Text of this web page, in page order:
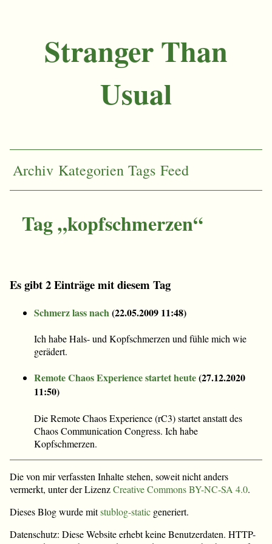
Stranger Than
Usual
Archiv Kategorien Tags Feed
Tag „kopfschmerzen“
Es gibt 2 Einträge mit diesem Tag
Schmerz lass nach(22.05.2009 11:48)
Ich habe Hals- und Kopfschmerzen und fühle mich wie
gerädert.
Remote Chaos Experience startet heute(27.12.2020
11:50)
Die Remote Chaos Experience (rC3) startet anstatt des
Chaos Communication Congress. Ich habe
Kopfschmerzen.
Die von mir verfassten Inhalte stehen, soweit nicht anders
vermerkt, unter der LizenzCreative Commons BY-NC-SA 4.0.
Dieses Blog wurde mitstublog-static generiert.
Datenschutz: Diese Website erhebt keine Benutzerdaten. HTTP-